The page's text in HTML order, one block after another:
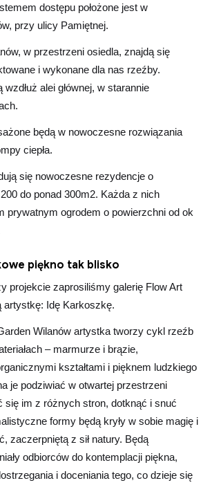
dostępu położone jest w
przy ulicy Pamiętnej.
w przestrzeni osiedla, znajdą się
i wykonane dla nas rzeźby.
alei głównej, w starannie
będą w nowoczesne rozwiązania
ciepła.
się nowoczesne rezydencje o
do ponad 300m2. Każda z nich
prywatnym ogrodem o powierzchni od ok
piękno tak blisko
projekcie zaprosiliśmy galerię Flow Art
artystkę: Idę Karkoszkę.
Wilanów artystka tworzy cykl rzeźb
– marmurze i brązie,
kształtami i pięknem ludzkiego
je podziwiać w otwartej przestrzeni
się im z różnych stron, dotknąć i snuć
formy będą kryły w sobie magię i
zaczerpniętą z sił natury. Będą
odbiorców do kontemplacji piękna,
i doceniania tego, co dzieje się